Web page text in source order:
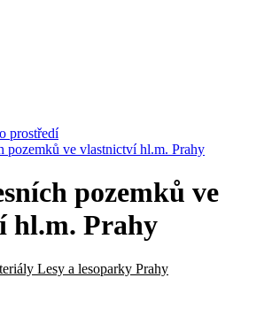
prostředí
pozemků ve vlastnictví hl.m. Prahy
pozemků ve
hl.m. Prahy
Lesy a lesoparky Prahy